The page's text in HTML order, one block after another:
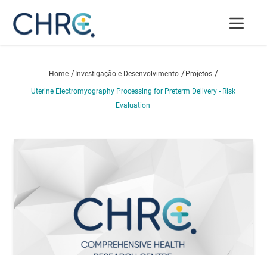
Home / Investigação e Desenvolvimento / Projetos /
Uterine Electromyography Processing for Preterm Delivery - Risk
Evaluation